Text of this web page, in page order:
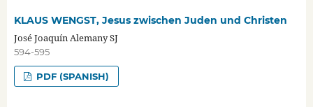
KLAUS WENGST, Jesus zwischen Juden und Christen
José Joaquín Alemany SJ
594-595
PDF (SPANISH)